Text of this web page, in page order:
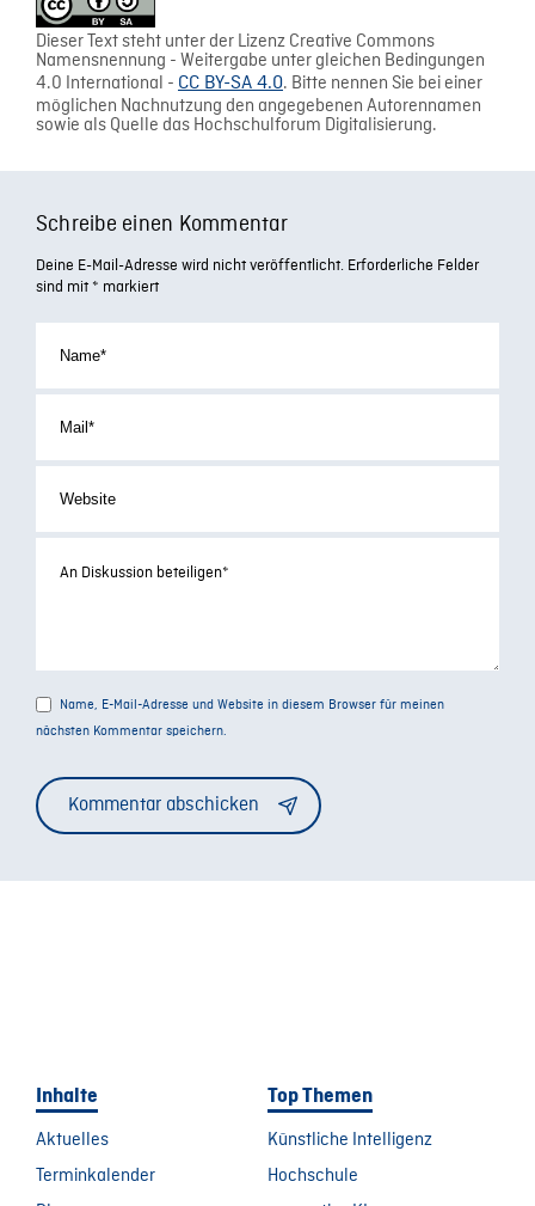
Dieser Text steht unter der Lizenz Creative Commons
Namensnennung - Weitergabe unter gleichen Bedingungen
4.0 International - CC BY-SA 4.0. Bitte nennen Sie bei einer
möglichen Nachnutzung den angegebenen Autorennamen
sowie als Quelle das Hochschulforum Digitalisierung.
Schreibe einen Kommentar
Deine E-Mail-Adresse wird nicht veröffentlicht. Erforderliche Felder
sind mit * markiert
Name, E-Mail-Adresse und Website in diesem Browser für meinen
nächsten Kommentar speichern.
Inhalte
Aktuelles
Terminkalender
Top Themen
Künstliche Intelligenz
Hochschule